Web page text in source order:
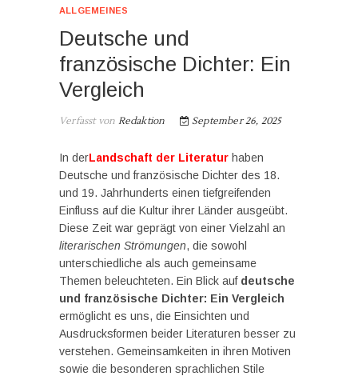
ALLGEMEINES
Deutsche und
französische Dichter: Ein
Vergleich
Verfasst von Redaktion September 26, 2025
In derLandschaft der Literatur haben
Deutsche und französische Dichter des 18.
und 19. Jahrhunderts einen tiefgreifenden
Einfluss auf die Kultur ihrer Länder ausgeübt.
Diese Zeit war geprägt von einer Vielzahl an
literarischen Strömungen, die sowohl
unterschiedliche als auch gemeinsame
Themen beleuchteten. Ein Blick auf deutsche
und französische Dichter: Ein Vergleich
ermöglicht es uns, die Einsichten und
Ausdrucksformen beider Literaturen besser zu
verstehen. Gemeinsamkeiten in ihren Motiven
sowie die besonderen sprachlichen Stile